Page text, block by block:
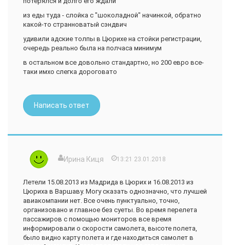
из еды туда - слойка с "шоколадной" начинкой, обратно
какой-то странноватый сэндвич
удивили адские толпы в Цюрихе на стойки регистрации,
очередь реально была на полчаса минимум
в остальном все довольно стандартно, но 200 евро все-
таки имхо слегка дороговато
Написать ответ
Ирина Киця 13:21 23.01.2018
Летели 15.08.2013 из Мадрида в Цюрих и 16.08.2013 из
Цюриха в Варшаву. Могу сказать однозначно, что лучшей
авиакомпании нет. Все очень пунктуально, точно,
организовано и главное без суеты. Во время перелета
пассажиров с помощью мониторов все время
информировали о скорости самолета, высоте полета,
было видно карту полета и где находиться самолет в